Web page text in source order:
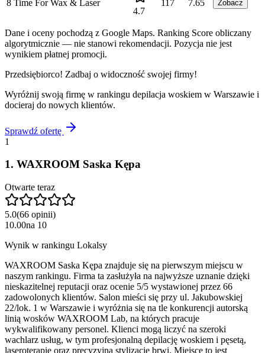
8 Time For Wax & Laser
4.7
117 7.65 Zobacz
Dane i oceny pochodzą z Google Maps. Ranking Score obliczany
algorytmicznie — nie stanowi rekomendacji. Pozycja nie jest
wynikiem płatnej promocji.
Przedsiębiorco! Zadbaj o widoczność swojej firmy!
Wyróżnij swoją firmę w rankingu depilacja woskiem w Warszawie i
docieraj do nowych klientów.
Sprawdź ofertę
1
1. WAXROOM Saska Kępa
Otwarte teraz
5.0(66 opinii)
10.00na 10
Wynik w rankingu Lokalsy
WAXROOM Saska Kępa znajduje się na pierwszym miejscu w
naszym rankingu. Firma ta zasłużyła na najwyższe uznanie dzięki
nieskazitelnej reputacji oraz ocenie 5/5 wystawionej przez 66
zadowolonych klientów. Salon mieści się przy ul. Jakubowskiej
22/lok. 1 w Warszawie i wyróżnia się na tle konkurencji autorską
linią wosków WAXROOM Lab, na których pracuje
wykwalifikowany personel. Klienci mogą liczyć na szeroki
wachlarz usług, w tym profesjonalną depilację woskiem i pęsetą,
laseroterapię oraz precyzyjną stylizację brwi. Miejsce to jest